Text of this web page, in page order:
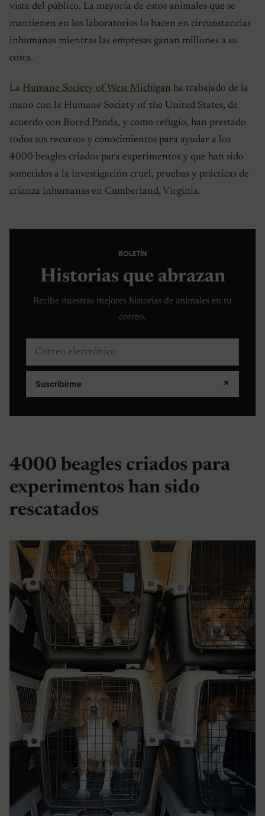
vista del público. La mayoría de estos animales que se
mantienen en los laboratorios lo hacen en circunstancias
inhumanas mientras las empresas ganan millones a su
costa.
La Humane Society of West Michigan ha trabajado de la
mano con la Humane Society of the United States, de
acuerdo con Bored Panda, y como refugio, han prestado
todos sus recursos y conocimientos para ayudar a los
4000 beagles criados para experimentos y que han sido
sometidos a la investigación cruel, pruebas y prácticas de
crianza inhumanas en Cumberland, Virginia.
BOLETÍN
Historias que abrazan
Recibe nuestras mejores historias de animales en tu
correo.
Correo electrónico
Suscribirme ↗
4000 beagles criados para
experimentos han sido
rescatados